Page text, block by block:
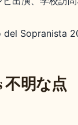
del Sopranista
不明な点